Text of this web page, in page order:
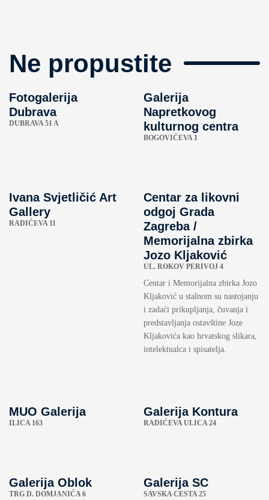
Ne propustite
Fotogalerija
Dubrava
DUBRAVA 51 A
Galerija
Napretkovog
kulturnog centra
BOGOVIĆEVA 1
Ivana Svjetličić Art
Gallery
RADIĆEVA 11
Centar za likovni
odgoj Grada
Zagreba /
Memorijalna zbirka
Jozo Kljaković
UL. ROKOV PERIVOJ 4
Centar i Memorijalna zbirka Jozo
Kljaković u stalnom su nastojanju
i zadaći prikupljanja, čuvanja i
predstavljanja ostavštine Joze
Kljakovića kao hrvatskog slikara,
intelektualca i spisatelja.
MUO Galerija
ILICA 163
Galerija Kontura
RADIĆEVA ULICA 24
Galerija Oblok
TRG D. DOMJANIĆA 6
Galerija SC
SAVSKA CESTA 25